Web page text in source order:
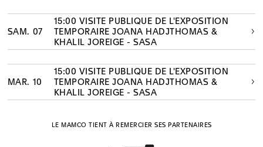
SAM. 07
15:00 VISITE PUBLIQUE DE L'EXPOSITION
TEMPORAIRE JOANA HADJTHOMAS &
KHALIL JOREIGE - SASA
MAR. 10
15:00 VISITE PUBLIQUE DE L'EXPOSITION
TEMPORAIRE JOANA HADJTHOMAS &
KHALIL JOREIGE - SASA
LE MAMCO TIENT À REMERCIER SES PARTENAIRES